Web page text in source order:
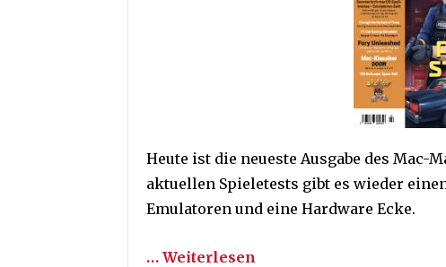
Heute ist die neueste Ausgabe des Mac-
aktuellen Spieletests gibt es wieder
Emulatoren und eine Hardware Ecke.
… Weiterlesen